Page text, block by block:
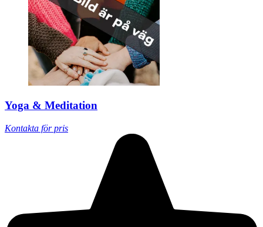
Yoga & Meditation
Kontakta för pris